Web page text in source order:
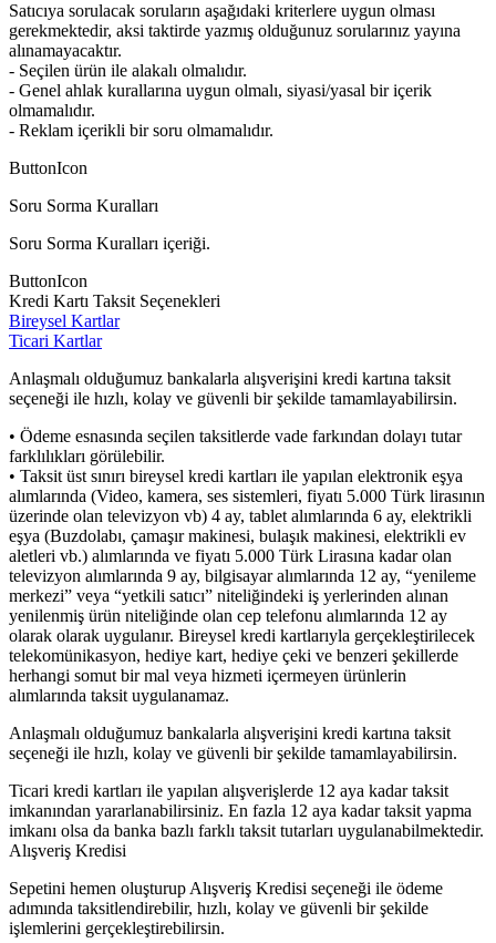
Satıcıya sorulacak soruların aşağıdaki kriterlere uygun olması
gerekmektedir, aksi taktirde yazmış olduğunuz sorularınız yayına
alınamayacaktır.
- Seçilen ürün ile alakalı olmalıdır.
- Genel ahlak kurallarına uygun olmalı, siyasi/yasal bir içerik
olmamalıdır.
- Reklam içerikli bir soru olmamalıdır.
ButtonIcon
Soru Sorma Kuralları
Soru Sorma Kuralları içeriği.
ButtonIcon
Kredi Kartı Taksit Seçenekleri
Bireysel Kartlar
Ticari Kartlar
Anlaşmalı olduğumuz bankalarla alışverişini kredi kartına taksit
seçeneği ile hızlı, kolay ve güvenli bir şekilde tamamlayabilirsin.
• Ödeme esnasında seçilen taksitlerde vade farkından dolayı tutar
farklılıkları görülebilir.
• Taksit üst sınırı bireysel kredi kartları ile yapılan elektronik eşya
alımlarında (Video, kamera, ses sistemleri, fiyatı 5.000 Türk lirasının
üzerinde olan televizyon vb) 4 ay, tablet alımlarında 6 ay, elektrikli
eşya (Buzdolabı, çamaşır makinesi, bulaşık makinesi, elektrikli ev
aletleri vb.) alımlarında ve fiyatı 5.000 Türk Lirasına kadar olan
televizyon alımlarında 9 ay, bilgisayar alımlarında 12 ay, “yenileme
merkezi” veya “yetkili satıcı” niteliğindeki iş yerlerinden alınan
yenilenmiş ürün niteliğinde olan cep telefonu alımlarında 12 ay
olarak olarak uygulanır. Bireysel kredi kartlarıyla gerçekleştirilecek
telekomünikasyon, hediye kart, hediye çeki ve benzeri şekillerde
herhangi somut bir mal veya hizmeti içermeyen ürünlerin
alımlarında taksit uygulanamaz.
Anlaşmalı olduğumuz bankalarla alışverişini kredi kartına taksit
seçeneği ile hızlı, kolay ve güvenli bir şekilde tamamlayabilirsin.
Ticari kredi kartları ile yapılan alışverişlerde 12 aya kadar taksit
imkanından yararlanabilirsiniz. En fazla 12 aya kadar taksit yapma
imkanı olsa da banka bazlı farklı taksit tutarları uygulanabilmektedir.
Alışveriş Kredisi
Sepetini hemen oluşturup Alışveriş Kredisi seçeneği ile ödeme
adımında taksitlendirebilir, hızlı, kolay ve güvenli bir şekilde
işlemlerini gerçekleştirebilirsin.